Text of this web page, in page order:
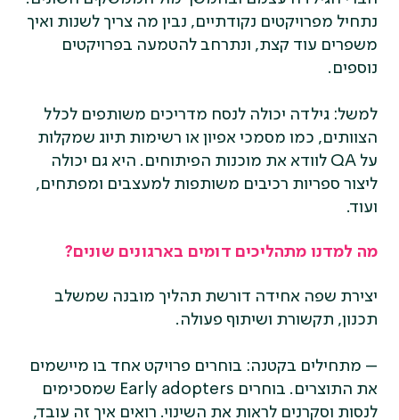
נתחיל מפרויקטים נקודתיים, נבין מה צריך לשנות ואיך
משפרים עוד קצת, ונתרחב להטמעה בפרויקטים
נוספים.
למשל: גילדה יכולה לנסח מדריכים משותפים לכלל
הצוותים, כמו מסמכי אפיון או רשימות תיוג שמקלות
על QA לוודא את מוכנות הפיתוחים. היא גם יכולה
ליצור ספריות רכיבים משותפות למעצבים ומפתחים,
ועוד.
מה למדנו מתהליכים דומים בארגונים שונים?
יצירת שפה אחידה דורשת תהליך מובנה שמשלב
תכנון, תקשורת ושיתוף פעולה.
– מתחילים בקטנה: בוחרים פרויקט אחד בו מיישמים
את התוצרים. בוחרים Early adopters שמסכימים
לנסות וסקרנים לראות את השינוי. רואים איך זה עובד,